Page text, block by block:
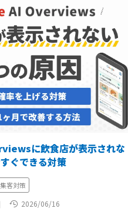
に飲食店が表示されな
ぐできる対策
客対策
2026/06/16